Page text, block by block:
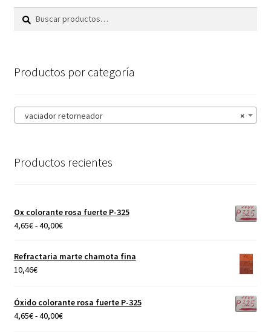
Buscar
Buscar
Productos por categoría
×
vaciador retorneador
Productos recientes
Ox colorante rosa fuerte P-325
4,65€-40,00€Rango
precios:
40,00€
Refractaria marte chamota fina
10,46€
Óxido colorante rosa fuerte P-325
4,65€-40,00€Rango